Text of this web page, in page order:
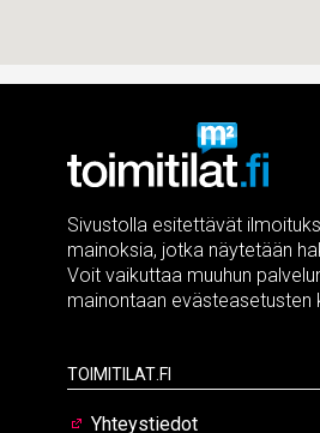
Sivustolla esitettävät
mainoksia, jotka näytetään
Voit vaikuttaa muuhun
mainontaan evästeasetusten
Toimitilat.fi
Yhteystiedot